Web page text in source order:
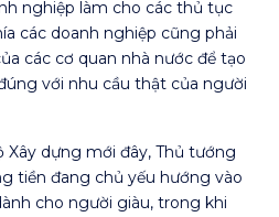
nghiệp làm cho các thủ tục
các doanh nghiệp cũng phải
các cơ quan nhà nước để tạo
với nhu cầu thật của người
Xây dựng mới đây, Thủ tướng
tiền đang chủ yếu hướng vào
cho người giàu, trong khi